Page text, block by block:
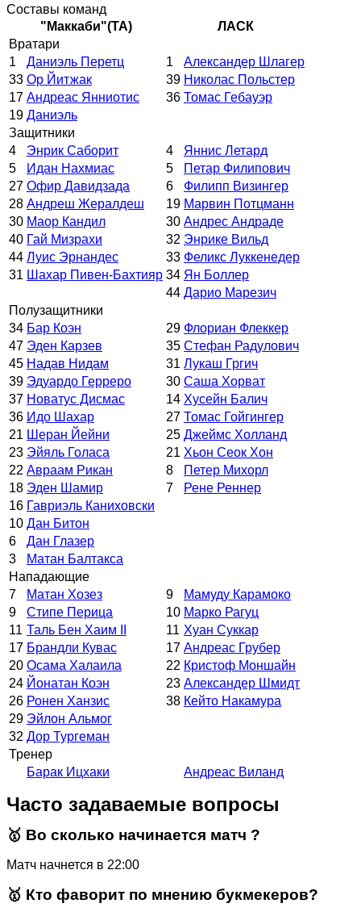
Составы команд
"Маккаби"(ТА)
ЛАСК
Вратари
1
Даниэль Перетц 1
Александер Шлагер
33 Ор Йитжак 39 Николас Польстер
17 Андреас Янниотис 36 Томас Гебауэр
19 Даниэль
Защитники
4
Энрик Саборит 4
Яннис Летард
5
Идан Нахмиас 5
Петар Филипович
27 Офир Давидзада 6
Филипп Визингер
28 Андреш Жералдеш 19 Марвин Потцманн
30 Маор Кандил 30 Андрес Андраде
40 Гай Мизрахи 32 Энрике Вильд
44 Луис Эрнандес 33 Феликс Луккенедер
31 Шахар Пивен-Бахтияр 34 Ян Боллер
44 Дарио Марезич
Полузащитники
34 Бар Коэн 29 Флориан Флеккер
47 Эден Карзев 35 Стефан Радулович
45 Надав Нидам 31 Лукаш Гргич
39 Эдуардо Герреро 30 Саша Хорват
37 Новатус Дисмас 14 Хусейн Балич
36 Идо Шахар 27 Томас Гойгингер
21 Шеран Йейни 25 Джеймс Холланд
23 Эйяль Голаса 21 Хьон Сеок Хон
22 Авраам Рикан 8
Петер Михорл
18 Эден Шамир 7
Рене Реннер
16 Гавриэль Каниховски
10 Дан Битон
6
Дан Глазер
3
Матан Балтакса
Нападающие
7
Матан Хозез 9
Мамуду Карамоко
9
Стипе Перица 10 Марко Рагуц
11 Таль Бен Хаим II 11 Хуан Суккар
17 Брандли Кувас 17 Андреас Грубер
20 Осама Халаила 22 Кристоф Моншайн
24 Йонатан Коэн 23 Александер Шмидт
26 Ронен Ханзис 38 Кейто Накамура
29 Эйлон Альмог
32 Дор Тургеман
Тренер
Барак Ицхаки
Андреас Виланд
Часто задаваемые вопросы
🥇 Во сколько начинается матч ?
Матч начнется в 22:00
🥇 Кто фаворит по мнению букмекеров?